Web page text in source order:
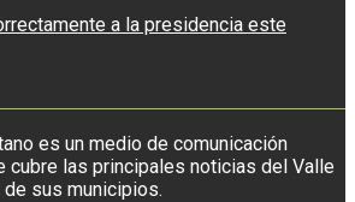
a la presidencia este
es un medio de comunicación
cubre las principales noticias del Valle
de sus municipios.